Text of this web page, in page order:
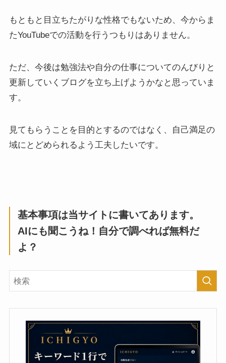
もともと目立ちたがりな性格でもないため、今からま
たYouTubeでの活動を行うつもりはありません。
ただ、今後は勉強法や自分の仕事についてのんびりと
更新していくブログを立ち上げようかなと思っていま
す。
見てもらうことを目的とするのではなく、自己満足の
域にとどめられるよう工夫したいです。
基本事項は当サイトに書いてあります。
AIにも聞こうね！自分で調べれば無料だ
よ？